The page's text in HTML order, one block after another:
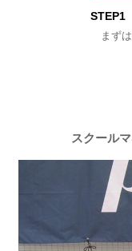
STEP1
まずは
スクール